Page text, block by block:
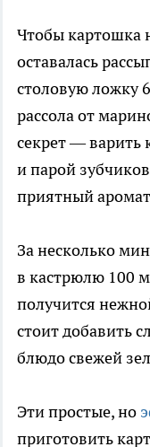
Чтобы картошка
оставалась
столовую ложку
рассола от
секрет — варить
и парой
приятный
За несколько
в кастрюлю 100
получится
стоит добавить
блюдо свежей
Эти простые, но
приготовить